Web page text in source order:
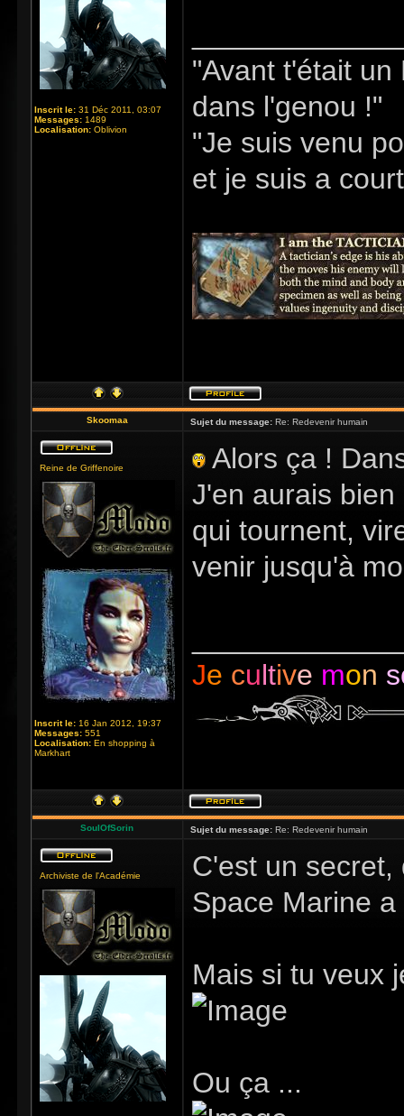
Inscrit le: 31 Déc 2011, 03:07
Messages: 1489
Localisation: Oblivion
"Avant t'était
dans l'genou !"
"Je suis venu
et je suis a
Skoomaa Sujet du message: Re: Redevenir humain
Reine de Griffenoire
Inscrit le: 16 Jan 2012, 19:37
Messages: 551
Localisation: En shopping à
Markhart
Alors ça !
J'en aurais
qui tournent,
venir jusqu'à
Je cultive mon
SoulOfSorin Sujet du message: Re: Redevenir humain
Archiviste de l'Académie
C'est un
Space Marine
Mais si tu veux
Ou ça ...